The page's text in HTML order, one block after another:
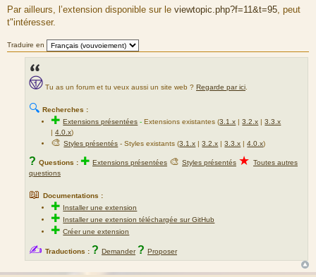
Par ailleurs, l’extension disponible sur le viewtopic.php?f=11&t=95 , peut
t"intéresser.
Traduire en
Tu as un forum et tu veux aussi un site web ? Regarde par ici
🔍 Recherches :
✚Extensions présentées -Extensions existantes (3.1.x |3.2.x |3.3.x
|4.0.x)
🎨Styles présentés - Styles existants (3.1.x |3.2.x |3.3.x |4.0.x)
? Questions : ✚ Extensions présentées 🎨 Styles présentés ★ Toutes autres
questions
📖 Documentations :
✚ Installer une extension
✚ Installer une extension téléchargée sur GitHub
✚Créer une extension
✍ Traductions : ? Demander ? Proposer